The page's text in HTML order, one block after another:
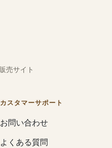
売サイト
カスタマーサポート
お問い合わせ
よくある質問